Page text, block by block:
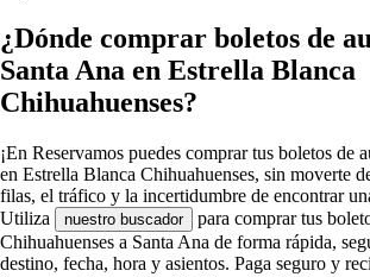
¿Dónde comprar boletos de
Santa Ana en Estrella Blanca
Chihuahuenses?
¡En Reservamos puedes comprar tus boletos de
en Estrella Blanca Chihuahuenses, sin moverte
filas, el tráfico y la incertidumbre de encontrar
Utiliza
nuestro buscador
para comprar tus
Chihuahuenses a Santa Ana de forma rápida,
destino, fecha, hora y asientos. Paga seguro y